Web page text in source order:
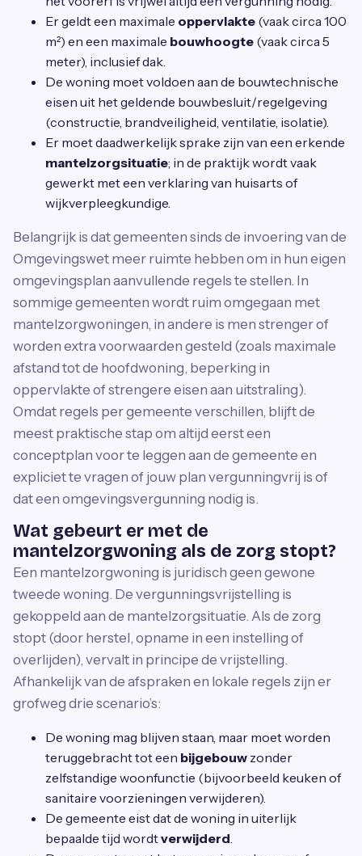
Er geldt een maximale oppervlakte (vaak circa 100
m²) en een maximale bouwhoogte (vaak circa 5
meter), inclusief dak.
De woning moet voldoen aan de bouwtechnische
eisen uit het geldende bouwbesluit/regelgeving
(constructie, brandveiligheid, ventilatie, isolatie).
Er moet daadwerkelijk sprake zijn van een erkende
mantelzorgsituatie; in de praktijk wordt vaak
gewerkt met een verklaring van huisarts of
wijkverpleegkundige.
Belangrijk is dat gemeenten sinds de invoering van de
Omgevingswet meer ruimte hebben om in hun eigen
omgevingsplan aanvullende regels te stellen. In
sommige gemeenten wordt ruim omgegaan met
mantelzorgwoningen, in andere is men strenger of
worden extra voorwaarden gesteld (zoals maximale
afstand tot de hoofdwoning, beperking in
oppervlakte of strengere eisen aan uitstraling).
Omdat regels per gemeente verschillen, blijft de
meest praktische stap om altijd eerst een
conceptplan voor te leggen aan de gemeente en
expliciet te vragen of jouw plan vergunningvrij is of
dat een omgevingsvergunning nodig is.
Wat gebeurt er met de
mantelzorgwoning als de zorg stopt?
Een mantelzorgwoning is juridisch geen gewone
tweede woning. De vergunningsvrijstelling is
gekoppeld aan de mantelzorgsituatie. Als de zorg
stopt (door herstel, opname in een instelling of
overlijden), vervalt in principe de vrijstelling.
Afhankelijk van de afspraken en lokale regels zijn er
grofweg drie scenario’s:
De woning mag blijven staan, maar moet worden
teruggebracht tot een bijgebouw zonder
zelfstandige woonfunctie (bijvoorbeeld keuken of
sanitaire voorzieningen verwijderen).
De gemeente eist dat de woning in uiterlijk
bepaalde tijd wordtverwijderd.